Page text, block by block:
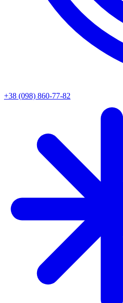
+38 (098) 860-77-82